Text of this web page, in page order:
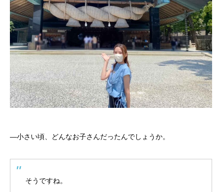
―小さい頃、どんなお子さんだったんでしょうか。
そうですね。